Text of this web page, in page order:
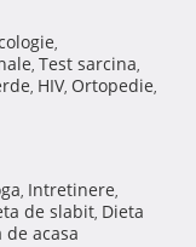
,
, Test sarcina,
, HIV, Ortopedie,
, Intretinere,
de slabit, Dieta
de acasa